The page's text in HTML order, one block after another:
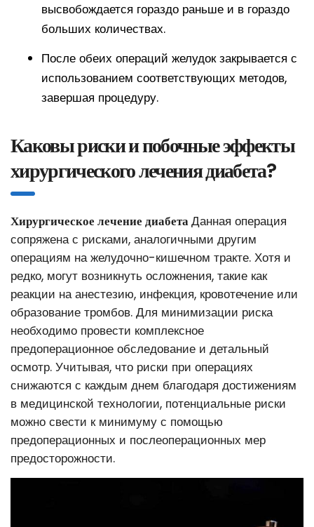
высвобождается гораздо раньше и в гораздо
больших количествах.
После обеих операций желудок закрывается с
использованием соответствующих методов,
завершая процедуру.
Каковы риски и побочные эффекты
хирургического лечения диабета?
Хирургическое лечение диабетаДанная операция
сопряжена с рисками, аналогичными другим
операциям на желудочно-кишечном тракте. Хотя и
редко, могут возникнуть осложнения, такие как
реакции на анестезию, инфекция, кровотечение или
образование тромбов. Для минимизации риска
необходимо провести комплексное
предоперационное обследование и детальный
осмотр. Учитывая, что риски при операциях
снижаются с каждым днем благодаря достижениям
в медицинской технологии, потенциальные риски
можно свести к минимуму с помощью
предоперационных и послеоперационных мер
предосторожности.